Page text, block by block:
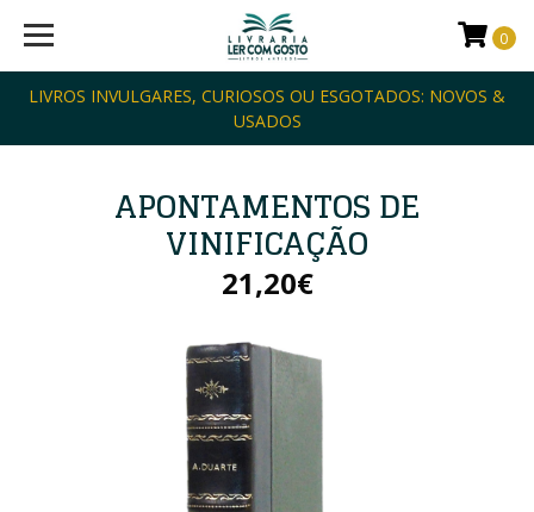
LIVROS INVULGARES, CURIOSOS OU ESGOTADOS: NOVOS &
USADOS
0
APONTAMENTOS DE
VINIFICAÇÃO
21,20€